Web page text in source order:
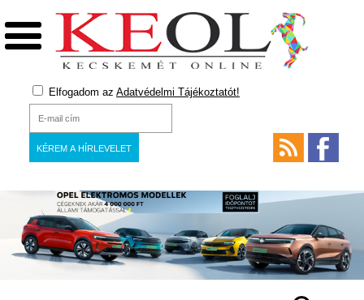
Elfogadom az Adatvédelmi Tájékoztatót!